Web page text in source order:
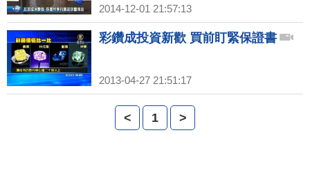
2014-12-01 21:57:13
彩鑽成投資新歡 買前盯緊保證書
2013-04-27 21:51:17
< 1 >